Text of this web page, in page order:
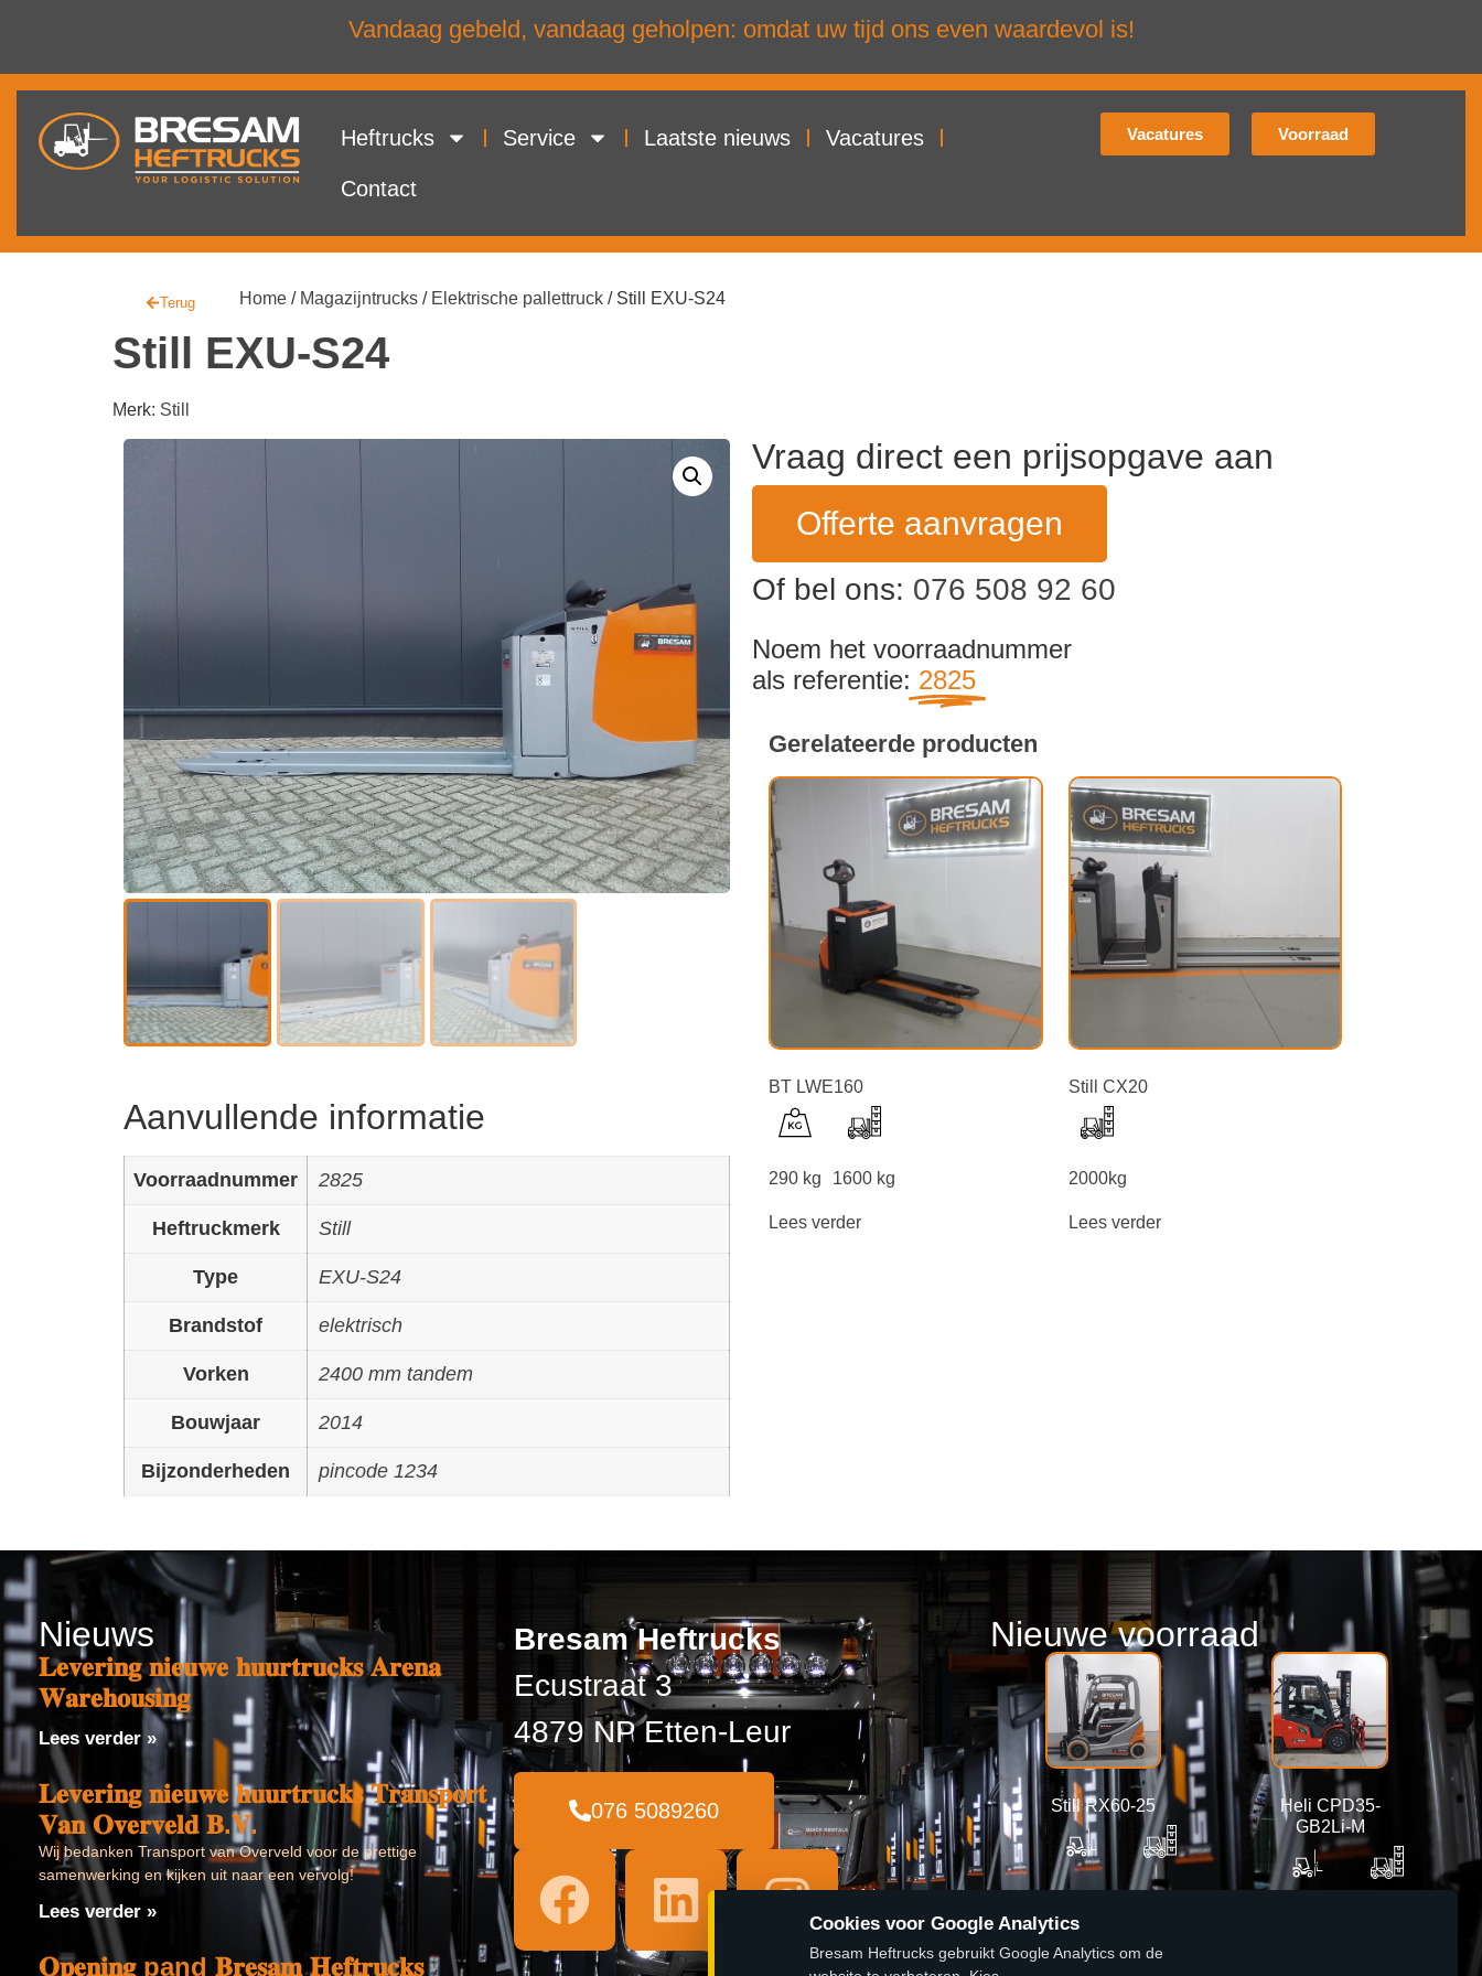
Vandaag gebeld, vandaag geholpen: omdat uw tijd ons even waardevol is!
Heftrucks Service Laatste nieuws Vacatures
Contact
Vacatures Voorraad
Terug Home / Magazijntrucks / Elektrische pallettruck / Still EXU-S24
Still EXU-S24
Merk: Still
Aanvullende informatie
Voorraadnummer 2825
Heftruckmerk Still
Type EXU-S24
Brandstof elektrisch
Vorken 2400 mm tandem
Bouwjaar 2014
Bijzonderheden pincode 1234
Vraag direct een prijsopgave aan
Offerte aanvragen
Of bel ons: 076 508 92 60
Noem het voorraadnummer
als referentie: 2825
Gerelateerde producten
BT LWE160
290 kg 1600 kg
Lees verder
Still CX20
2000kg
Lees verder
Nieuws
𝐋𝐞𝐯𝐞𝐫𝐢𝐧𝐠 𝐧𝐢𝐞𝐮𝐰𝐞 𝐡𝐮𝐮𝐫𝐭𝐫𝐮𝐜𝐤𝐬 𝐀𝐫𝐞𝐧𝐚
𝐖𝐚𝐫𝐞𝐡𝐨𝐮𝐬𝐢𝐧𝐠
Lees verder »
𝐋𝐞𝐯𝐞𝐫𝐢𝐧𝐠 𝐧𝐢𝐞𝐮𝐰𝐞 𝐡𝐮𝐮𝐫𝐭𝐫𝐮𝐜𝐤𝐬 𝐓𝐫𝐚𝐧𝐬𝐩𝐨𝐫𝐭
𝐕𝐚𝐧 𝐎𝐯𝐞𝐫𝐯𝐞𝐥𝐝 𝐁.𝐕.
Wij bedanken Transport van Overveld voor de prettige
samenwerking en kijken uit naar een vervolg!
Lees verder »
𝐎𝐩𝐞𝐧𝐢𝐧𝐠 pand 𝐁𝐫𝐞𝐬𝐚𝐦 𝐇𝐞𝐟𝐭𝐫𝐮𝐜𝐤𝐬
Bresam Heftrucks
Ecustraat 3
4879 NP Etten-Leur
076 5089260
Nieuwe voorraad
Still RX60-25
Lees verder
Heli CPD35-
GB2Li-M
Cookies voor Google Analytics
Bresam Heftrucks gebruikt Google Analytics om de